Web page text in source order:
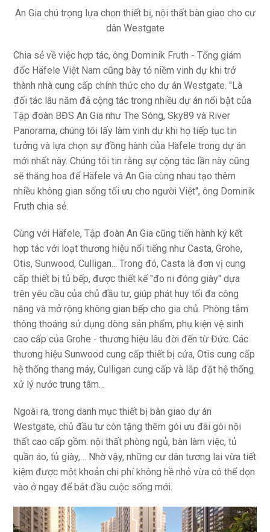
An Gia chú trọng lựa chọn thiết bị, nội thất bàn giao cho cư
dân Westgate
Chia sẻ về việc hợp tác, ông Dominik Fruth - Tổng giám
đốc Häfele Việt Nam cũng bày tỏ niềm vinh dự khi trở
thành nhà cung cấp chính thức cho dự án Westgate. "Là
đối tác lâu năm đã cộng tác trong nhiều dự án nổi bật của
Tập đoàn BĐS An Gia như The Sóng, Sky89 và River
Panorama, chúng tôi lấy làm vinh dự khi họ tiếp tục tin
tưởng và lựa chọn sự đồng hành của Häfele trong dự án
mới nhất này. Chúng tôi tin rằng sự cộng tác lần này cũng
sẽ thăng hoa để Häfele và An Gia cùng nhau tạo thêm
nhiều không gian sống tối ưu cho người Việt", ông Dominik
Fruth chia sẻ.
Cùng với Häfele, Tập đoàn An Gia cũng tiến hành ký kết
hợp tác với loạt thương hiệu nổi tiếng như Casta, Grohe,
Otis, Sunwood, Culligan... Trong đó, Casta là đơn vị cung
cấp thiết bị tủ bếp, được thiết kế "đo ni đóng giày" dựa
trên yêu cầu của chủ đầu tư, giúp phát huy tối đa công
năng và mở rộng không gian bếp cho gia chủ. Phòng tắm
thông thoáng sử dụng dòng sản phẩm, phụ kiện vệ sinh
cao cấp của Grohe - thương hiệu lâu đời đến từ Đức. Các
thương hiệu Sunwood cung cấp thiết bị cửa, Otis cung cấp
hệ thống thang máy, Culligan cung cấp và lắp đặt hệ thống
xử lý nước trung tâm…
Ngoài ra, trong danh mục thiết bị bàn giao dự án
Westgate, chủ đầu tư còn tặng thêm gói ưu đãi gói nội
thất cao cấp gồm: nội thất phòng ngủ, bàn làm việc, tủ
quần áo, tủ giày,… Nhờ vậy, những cư dân tương lai vừa tiết
kiệm được một khoản chi phí không hề nhỏ vừa có thể dọn
vào ở ngay để bắt đầu cuộc sống mới.